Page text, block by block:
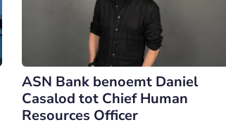
ASN Bank benoemt Daniel
Casalod tot Chief Human
Resources Officer